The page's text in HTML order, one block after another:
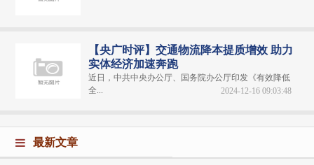
【央广时评】交通物流降本提质增效 助力
实体经济加速奔跑
近日，中共中央办公厅、国务院办公厅印发《有效降低
全...
2024-12-16 09:03:48
最新文章